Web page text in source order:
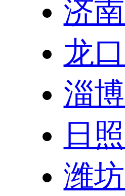
济
龙
淄
日
潍